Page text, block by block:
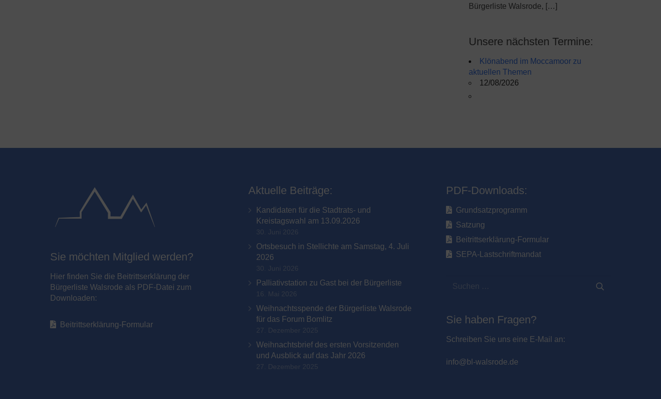
Bürgerliste Walsrode, […]
Unsere nächsten Termine:
Klönabend im Moccamoor zu
aktuellen Themen
12/08/2026
Sie möchten Mitglied werden?
Hier finden Sie die Beitrittserklärung der
Bürgerliste Walsrode als PDF-Datei zum
Downloaden:
Beitrittserklärung-Formular
Aktuelle Beiträge:
Kandidaten für die Stadtrats- und
Kreistagswahl am 13.09.2026
30. Juni 2026
Ortsbesuch in Stellichte am Samstag, 4. Juli
2026
30. Juni 2026
Palliativstation zu Gast bei der Bürgerliste
16. Mai 2026
Weihnachtsspende der Bürgerliste Walsrode
für das Forum Bomlitz
27. Dezember 2025
Weihnachtsbrief des ersten Vorsitzenden
und Ausblick auf das Jahr 2026
27. Dezember 2025
PDF-Downloads:
Grundsatzprogramm
Satzung
Beitrittserklärung-Formular
SEPA-Lastschriftmandat
nach:
Sie haben Fragen?
Schreiben Sie uns eine E-Mail an:
info@bl-walsrode.de